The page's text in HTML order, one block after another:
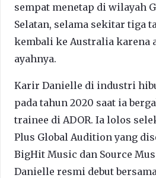
sempat menetap di wilayah
Selatan, selama sekitar tiga
kembali ke Australia karena
ayahnya.
Karir Danielle di industri
pada tahun 2020 saat ia
trainee di ADOR. Ia lolos
Plus Global Audition yang
BigHit Music dan Source
Danielle resmi debut